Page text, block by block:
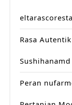
Rasa
Sushihanamd
Peran